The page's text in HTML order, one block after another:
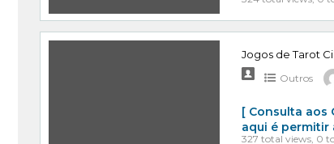
Jogos de Tarot
Outros
[ Consulta aos
aqui é
327 total views, 0